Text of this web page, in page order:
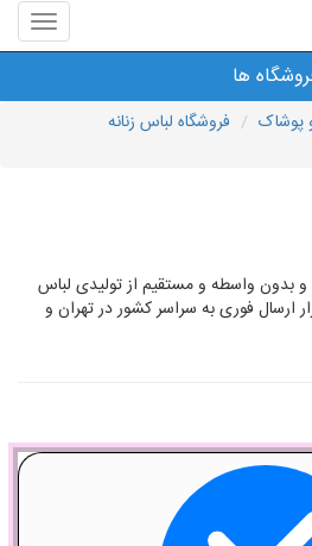
منوی
سایت
آرا
ها
پوشاک
فروشگاه لباس زنانه
بدون واسطه و مستقیم از تولیدی لباس
ارسال فوری به سراسر کشور در تهران و